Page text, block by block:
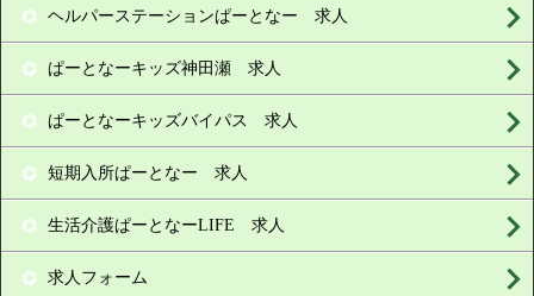
ヘルパーステーションぱーとなー 求人
ぱーとなーキッズ神田瀬 求人
ぱーとなーキッズバイパス 求人
短期入所ぱーとなー 求人
生活介護ぱーとなーLIFE 求人
求人フォーム